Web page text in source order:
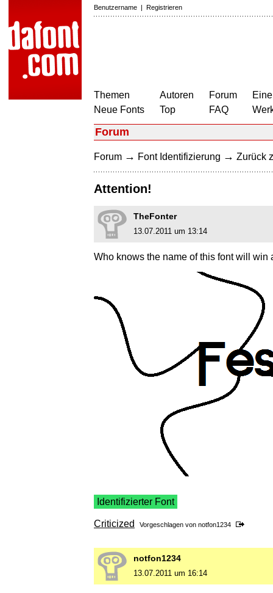
Benutzername | Registrieren
Themen
Neue Fonts
Autoren
Top
Forum
FAQ
Forum
Forum → Font Identifizierung → Zurück
Attention!
TheFonter
13.07.2011 um 13:14
Who knows the name of this font will
Identifizierter Font
Criticized Vorgeschlagen von notfon1234
notfon1234
13.07.2011 um 16:14